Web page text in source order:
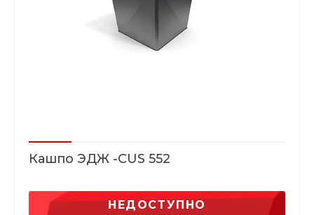
Кашпо ЭДЖ -CUS 552
НЕДОСТУПНО